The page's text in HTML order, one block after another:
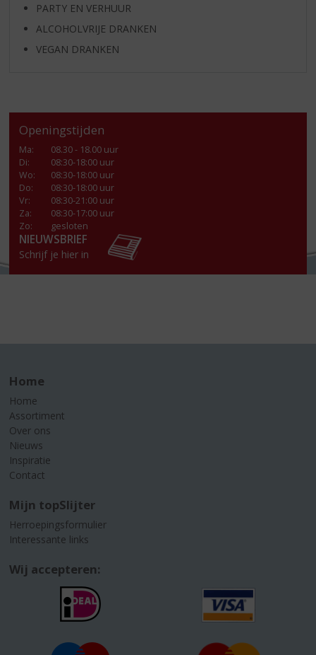
PARTY EN VERHUUR
ALCOHOLVRIJE DRANKEN
VEGAN DRANKEN
Openingstijden
Ma:
08.30 - 18.00 uur
Di:
08:30-18:00 uur
Wo:
08:30-18:00 uur
Do:
08:30-18:00 uur
Vr:
08:30-21:00 uur
Za:
08:30-17:00 uur
Zo:
gesloten
NIEUWSBRIEF
Schrijf je hier in
Home
Home
Assortiment
Over ons
Nieuws
Inspiratie
Contact
Mijn topSlijter
Herroepingsformulier
Interessante links
Wij accepteren: